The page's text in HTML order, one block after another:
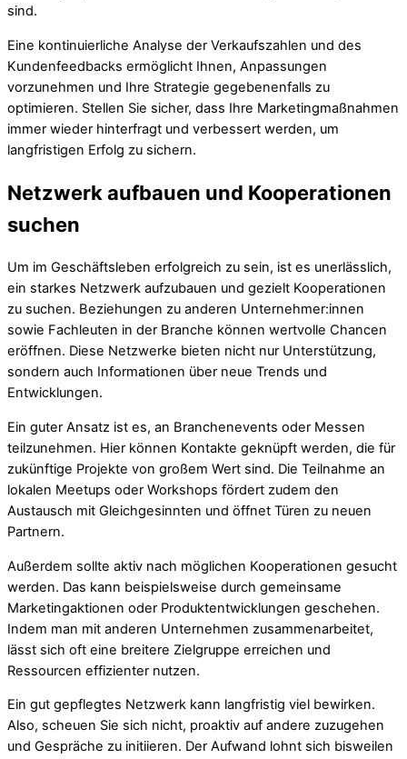
sind.
Eine kontinuierliche Analyse der Verkaufszahlen und des
Kundenfeedbacks ermöglicht Ihnen, Anpassungen
vorzunehmen und Ihre Strategie gegebenenfalls zu
optimieren. Stellen Sie sicher, dass Ihre Marketingmaßnahmen
immer wieder hinterfragt und verbessert werden, um
langfristigen Erfolg zu sichern.
Netzwerk aufbauen und Kooperationen
suchen
Um im Geschäftsleben erfolgreich zu sein, ist es unerlässlich,
ein starkes Netzwerk aufzubauen und gezielt Kooperationen
zu suchen. Beziehungen zu anderen Unternehmer:innen
sowie Fachleuten in der Branche können wertvolle Chancen
eröffnen. Diese Netzwerke bieten nicht nur Unterstützung,
sondern auch Informationen über neue Trends und
Entwicklungen.
Ein guter Ansatz ist es, an Branchenevents oder Messen
teilzunehmen. Hier können Kontakte geknüpft werden, die für
zukünftige Projekte von großem Wert sind. Die Teilnahme an
lokalen Meetups oder Workshops fördert zudem den
Austausch mit Gleichgesinnten und öffnet Türen zu neuen
Partnern.
Außerdem sollte aktiv nach möglichen Kooperationen gesucht
werden. Das kann beispielsweise durch gemeinsame
Marketingaktionen oder Produktentwicklungen geschehen.
Indem man mit anderen Unternehmen zusammenarbeitet,
lässt sich oft eine breitere Zielgruppe erreichen und
Ressourcen effizienter nutzen.
Ein gut gepflegtes Netzwerk kann langfristig viel bewirken.
Also, scheuen Sie sich nicht, proaktiv auf andere zuzugehen
und Gespräche zu initiieren. Der Aufwand lohnt sich bisweilen